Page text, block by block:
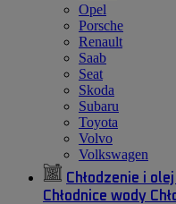
Opel
Porsche
Renault
Saab
Seat
Skoda
Subaru
Toyota
Volvo
Volkswagen
Chłodzenie i olej
Chłodnice wody